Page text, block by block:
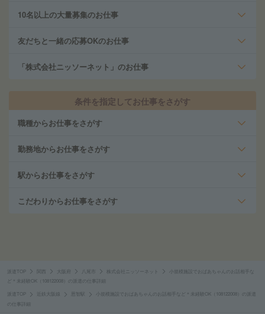
10名以上の大量募集のお仕事
友だちと一緒の応募OKのお仕事
「株式会社ニッソーネット」のお仕事
条件を指定してお仕事をさがす
職種からお仕事をさがす
勤務地からお仕事をさがす
駅からお仕事をさがす
こだわりからお仕事をさがす
派遣TOP 関西 大阪府 八尾市 株式会社ニッソーネット
小規模施設でおばあちゃんのお話相手な
ど＊未経験OK（108122008）の派遣の仕事詳細
派遣TOP 近鉄大阪線 恩智駅
小規模施設でおばあちゃんのお話相手など＊未経験OK（108122008）の派遣
の仕事詳細